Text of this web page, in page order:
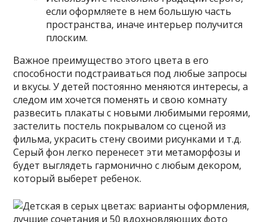
если оформляете в нем большую часть
пространства, иначе интерьер получится
плоским.
Важное преимущество этого цвета в его
способности подстраиваться под любые запросы
и вкусы. У детей постоянно меняются интересы, а
следом им хочется поменять и свою комнату
развесить плакаты с новыми любимыми героями,
застелить постель покрывалом со сценой из
фильма, украсить стену своими рисунками и т.д.
Серый фон легко перенесет эти метаморфозы и
будет выглядеть гармонично с любым декором,
который выберет ребенок.